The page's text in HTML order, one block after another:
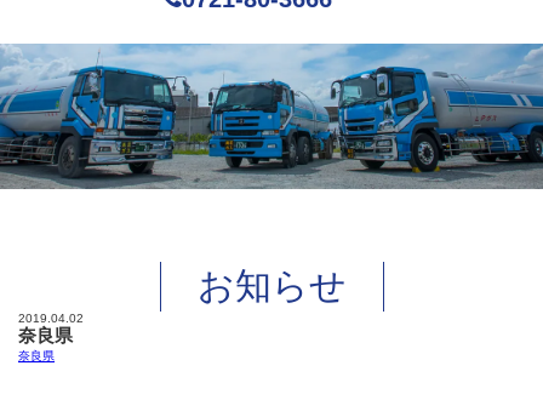
お知らせ
2019.04.02
奈良県
奈良県